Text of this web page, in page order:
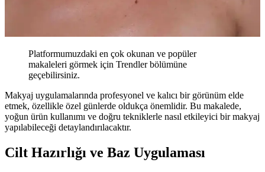
Platformumuzdaki en çok okunan ve popüler
makaleleri görmek için Trendler bölümüne
geçebilirsiniz.
Makyaj uygulamalarında profesyonel ve kalıcı bir görünüm elde
etmek, özellikle özel günlerde oldukça önemlidir. Bu makalede,
yoğun ürün kullanımı ve doğru tekniklerle nasıl etkileyici bir makyaj
yapılabileceği detaylandırılacaktır.
Cilt Hazırlığı ve Baz Uygulaması